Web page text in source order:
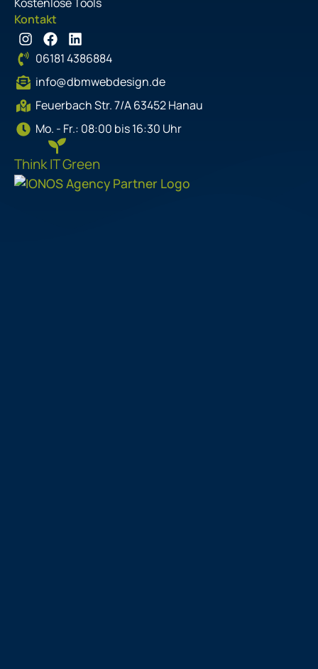
Think IT Green
Kontakt
I
n
s
t
a
g
r
a
F
a
c
e
b
o
k
L
i
n
k
e
d
n
06181 4386884
info@dbmwebdesign.de
Feuerbach Str. 7/A 63452 Hanau
Mo. - Fr.: 08:00 bis 16:30 Uhr